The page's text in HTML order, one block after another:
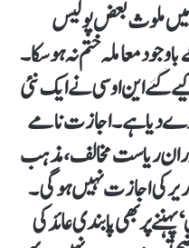
ملوث بعض پولیس
معاملہ ختم نہ ہو سکا۔
این او سی نے ایک نئی
دے دیا ہے۔ اجازت نامے
ریاست مخالف، مذہب
کی اجازت نہیں ہو گی۔
پر بھی پابندی عائد کی